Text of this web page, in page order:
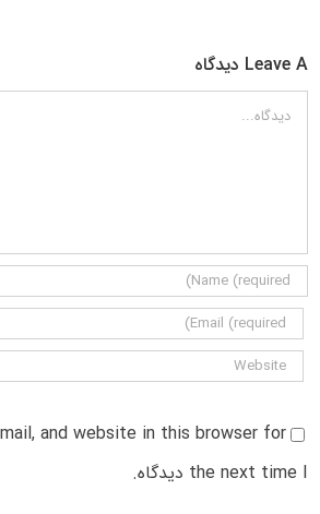
Leave A دیدگاه
دیدگاه
and website in this browser for
the next time I دیدگاه.